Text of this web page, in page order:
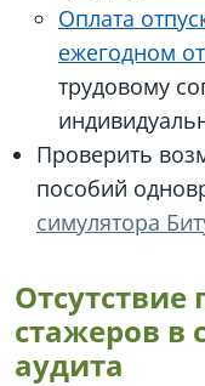
Оплата
ежегодном
трудовому
Проверить
пособий
симулятора
Отсутствие
стажеров в
аудита